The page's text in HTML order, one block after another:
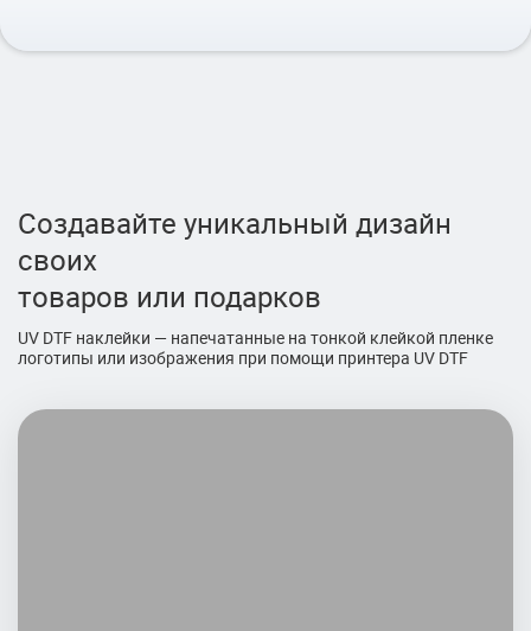
Создавайте уникальный дизайн
своих
товаров или подарков
UV DTF наклейки — напечатанные на тонкой клейкой пленке
логотипы или изображения при помощи принтера UV DTF